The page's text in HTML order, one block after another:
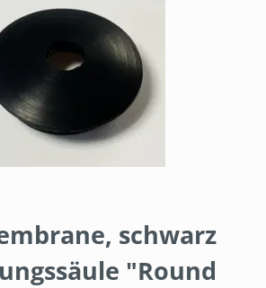
schwarz
"Round